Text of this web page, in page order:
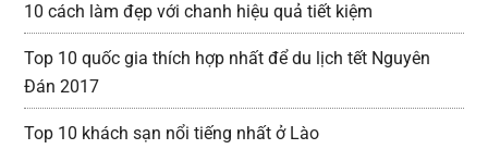
10 cách làm đẹp với chanh hiệu quả tiết kiệm
Top 10 quốc gia thích hợp nhất để du lịch tết Nguyên
Đán 2017
Top 10 khách sạn nổi tiếng nhất ở Lào